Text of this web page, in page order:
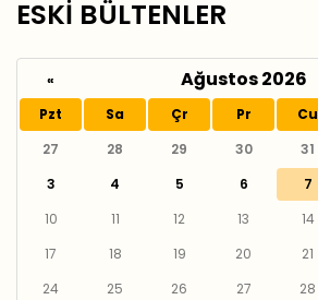
ESKİ BÜLTENLER
« Ağustos 2026
Pzt Sa Çr Pr Cu
27
28 29 30 31
3
4 5 6 7
10
11 12 13 14
17
18 19 20 21
24
25 26 27 28